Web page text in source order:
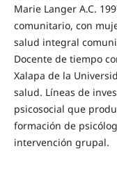
Marie Langer A.C.
comunitario, con
salud integral
Docente de tiempo
Xalapa de la
salud. Líneas de
psicosocial que
formación de
intervención grupal.